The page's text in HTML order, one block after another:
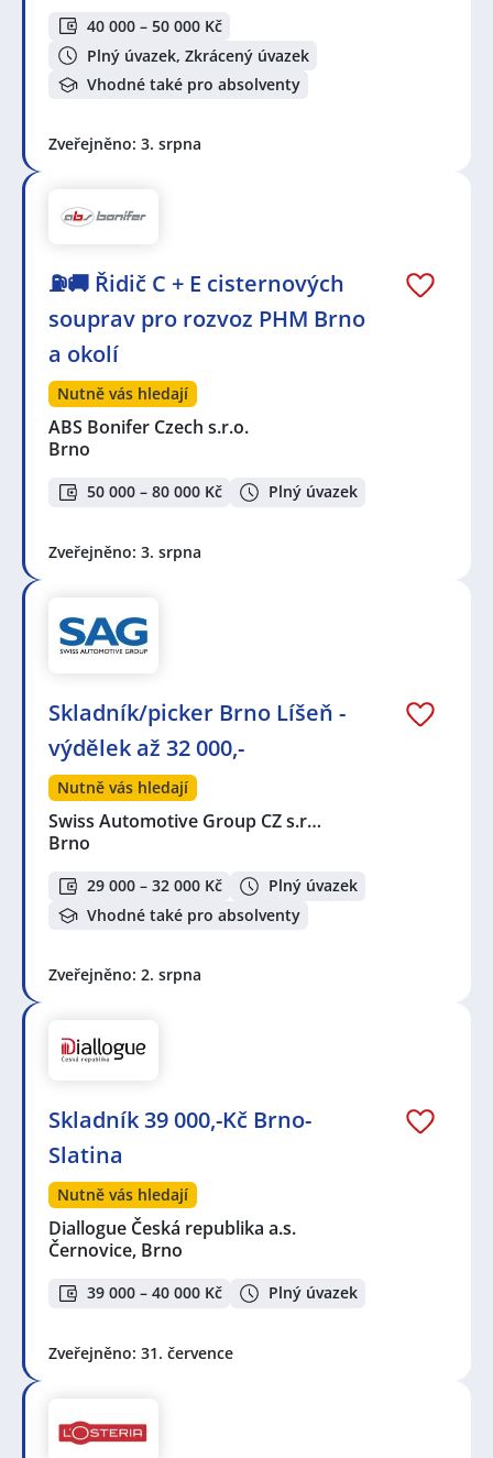
40 000 – 50 000 Kč
Plný úvazek, Zkrácený úvazek
Vhodné také pro absolventy
Zveřejněno: 3. srpna
⛽🚚 Řidič C + E cisternových
souprav pro rozvoz PHM Brno
a okolí
Nutně vás hledají
ABS Bonifer Czech s.r.o.
Brno
50 000 – 80 000 Kč Plný úvazek
Zveřejněno: 3. srpna
Skladník/picker Brno Líšeň -
výdělek až 32 000,-
Nutně vás hledají
Swiss Automotive Group CZ s.r…
Brno
29 000 – 32 000 Kč
Plný úvazek
Vhodné také pro absolventy
Zveřejněno: 2. srpna
Skladník 39 000,-Kč Brno-
Slatina
Nutně vás hledají
Diallogue Česká republika a.s.
Černovice, Brno
39 000 – 40 000 Kč Plný úvazek
Zveřejněno: 31. července